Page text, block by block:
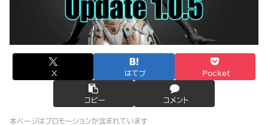
X はてブ Pocket
コピー コメント
本ページはプロモーションが含まれています